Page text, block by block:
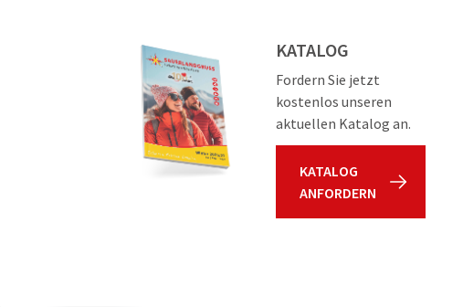
KATALOG
Fordern Sie jetzt
kostenlos unseren
aktuellen Katalog an.
KATALOG
ANFORDERN